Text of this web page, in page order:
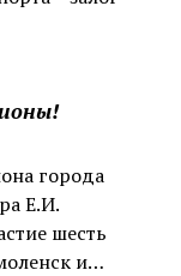
города
Е.И.
шесть
и…